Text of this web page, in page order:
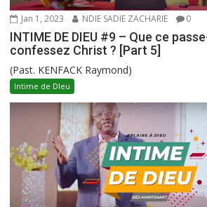
Jan 1, 2023 NDIE SADIE ZACHARIE 0
INTIME DE DIEU #9 – Que ce
confessez Christ ? [Part 5]
(Past. KENFACK Raymond)
Intime de DIeu